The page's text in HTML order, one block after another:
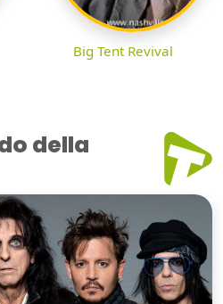
Big Tent Revival
della